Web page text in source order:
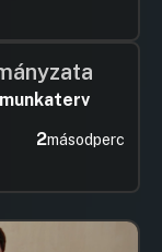
1másodperc